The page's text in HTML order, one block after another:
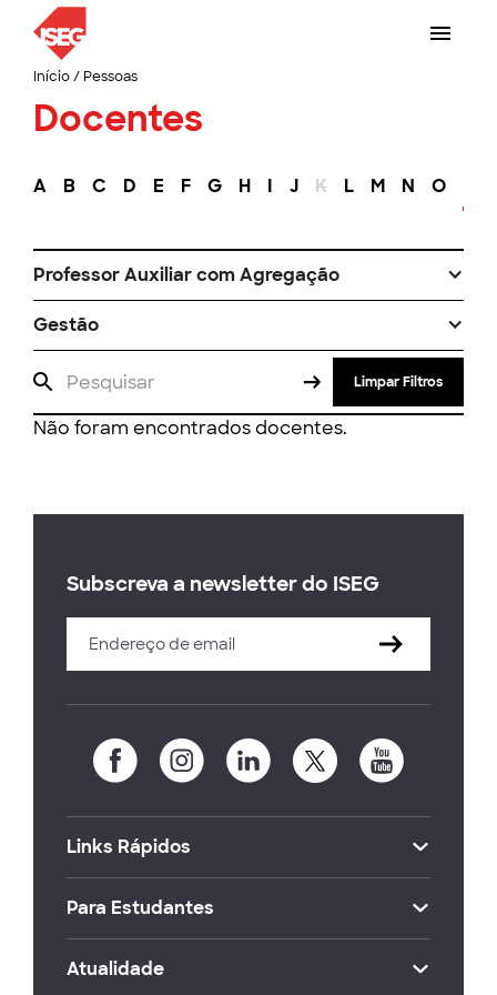
Início/ Pessoas
Docentes
A B C D E F G H I J K L M N O
Professor Auxiliar com Agregação
Gestão
Limpar Filtros
Não foram encontrados docentes.
Subscreva a newsletter do ISEG
Links Rápidos
Para Estudantes
Atualidade